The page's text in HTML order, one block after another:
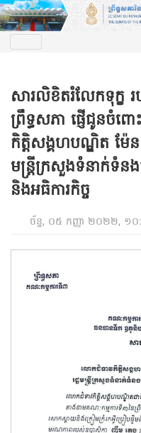
សារលិខិតរំលែកទុក្ខ
ព្រឹទ្ធសភា ផ្ញើជូនចំព
កិត្តិសង្គហបណ្ឌិត ម៉ែន
មន្ត្រីក្រសួងទំនាក់ទំន
និងអធិការកិច្ច
ច័ន្ទ, ០៥ កញ្ញា ២០២២, ១០